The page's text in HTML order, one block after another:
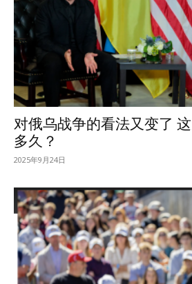
对俄乌战争的看法又变了
多久？
2025年9月24日